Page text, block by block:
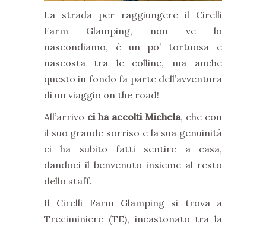
La strada per raggiungere il Cirelli
Farm Glamping, non ve lo
nascondiamo, è un po’ tortuosa e
nascosta tra le colline, ma anche
questo in fondo fa parte dell’avventura
di un viaggio on the road!
All’arrivo ci ha accolti Michela, che con
il suo grande sorriso e la sua genuinità
ci ha subito fatti sentire a casa,
dandoci il benvenuto insieme al resto
dello staff.
Il Cirelli Farm Glamping si trova a
Treciminiere (TE), incastonato tra la